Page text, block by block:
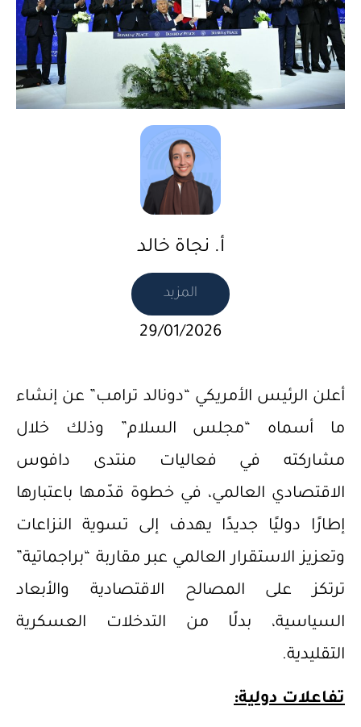
أ. نجاة خالد
المزيد
29/01/2026
أعلن الرئيس الأمريكي “دونالد ترامب” عن إنشاء
ما أسماه “مجلس السلام” وذلك خلال
مشاركته في فعاليات منتدى دافوس
الاقتصادي العالمي، في خطوة قدّمها باعتبارها
إطارًا دوليًا جديدًا يهدف إلى تسوية النزاعات
وتعزيز الاستقرار العالمي عبر مقاربة “براجماتية”
ترتكز على المصالح الاقتصادية والأبعاد
السياسية، بدلًا من التدخلات العسكرية
التقليدية.
تفاعلات دولية: